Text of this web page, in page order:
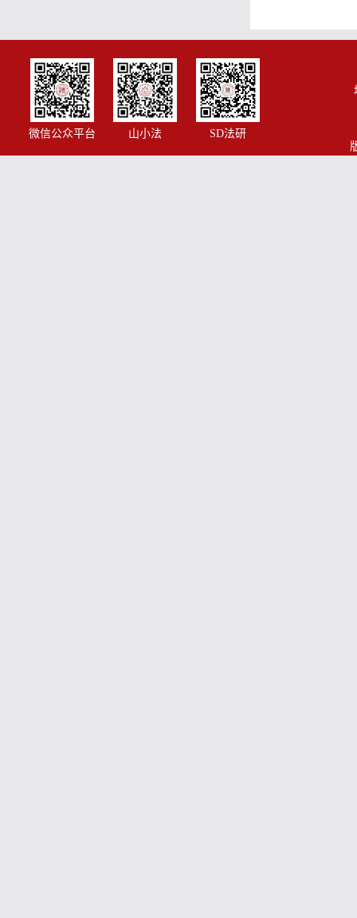
微信公众平台 山小法 SD法研